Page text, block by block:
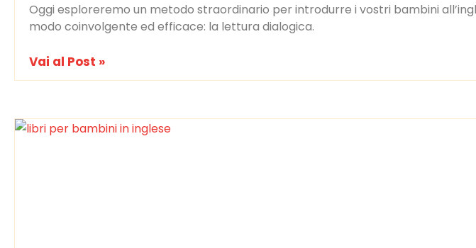
Oggi esploreremo un metodo straordinario per introdurre i vostri bambini
modo coinvolgente ed efficace: la lettura dialogica.
Vai al Post »